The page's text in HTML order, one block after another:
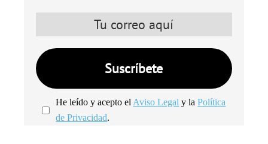
He leído y acepto el Aviso Legal y laPolítica
de Privacidad.